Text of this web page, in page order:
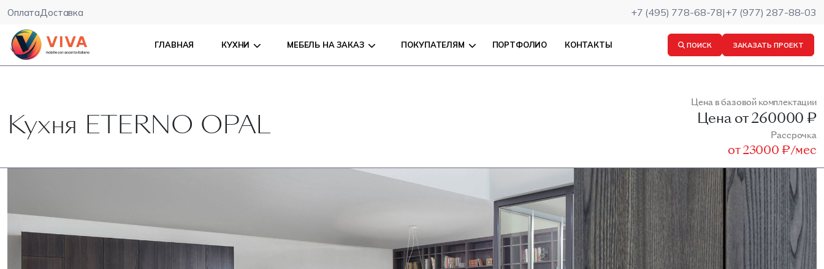
ОплатаДоставка +7 (495) 778-68-78|+7 (977) 287-88-03
ГЛАВНАЯ КУХНИ МЕБЕЛЬ НА ЗАКАЗ ПОКУПАТЕЛЯМ ПОРТФОЛИО КОНТАКТЫ ПОИСК ЗАКАЗАТЬ ПРОЕКТ
Кухня ETERNO OPAL
Цена в базовой комплектации
Цена от260000 ₽
Рассрочка
от23000 ₽/мес